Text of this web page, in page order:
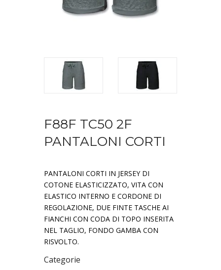
F88F TC50 2F
PANTALONI CORTI
PANTALONI CORTI IN JERSEY DI
COTONE ELASTICIZZATO, VITA CON
ELASTICO INTERNO E CORDONE DI
REGOLAZIONE, DUE FINTE TASCHE AI
FIANCHI CON CODA DI TOPO INSERITA
NEL TAGLIO, FONDO GAMBA CON
RISVOLTO.
Categorie